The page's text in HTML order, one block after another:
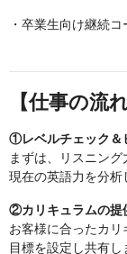
・卒業生向け継続
【仕事の流れ
①レベルチェック＆
まずは、リスニング
現在の英語力を分析
②カリキュラムの提
お客様に合ったカリ
目標を設定し共有し